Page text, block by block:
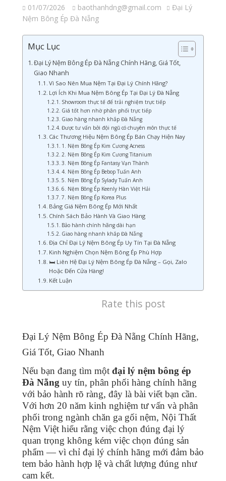
01/07/2026 baothanhdng@gmail.com
Đại Lý
Nệm Bông Ép Đà Nẵng
Mục Lục
Đại Lý Nệm Bông Ép Đà Nẵng Chính Hãng, Giá Tốt,
Giao Nhanh
Vì Sao Nên Mua Nệm Tại Đại Lý Chính Hãng?
Lợi Ích Khi Mua Nệm Bông Ép Tại Đại Lý Đà Nẵng
Showroom thực tế để trải nghiệm trực tiếp
Giá tốt hơn nhờ phân phối trực tiếp
Giao hàng nhanh khắp Đà Nẵng
Được tư vấn bởi đội ngũ có chuyên môn thực tế
Các Thương Hiệu Nệm Bông Ép Bán Chạy Hiện Nay
1. Nệm Bông Ép Kim Cương Acness
2. Nệm Bông Ép Kim Cương Titanium
3. Nệm Bông Ép Fantasy Vạn Thành
4. Nệm Bông Ép Bebop Tuấn Anh
5. Nệm Bông Ép Sylady Tuấn Anh
6. Nệm Bông Ép Keenly Hàn Việt Hải
7. Nệm Bông Ép Korea Plus
Bảng Giá Nệm Bông Ép Mới Nhất
Chính Sách Bảo Hành Và Giao Hàng
Bảo hành chính hãng dài hạn
Giao hàng nhanh khắp Đà Nẵng
Địa Chỉ Đại Lý Nệm Bông Ép Uy Tín Tại Đà Nẵng
Kinh Nghiệm Chọn Nệm Bông Ép Phù Hợp
🛏️ Liên Hệ Đại Lý Nệm Bông Ép Đà Nẵng – Gọi, Zalo
Hoặc Đến Cửa Hàng!
Kết Luận
Rate this post
Đại Lý Nệm Bông Ép Đà Nẵng Chính Hãng,
Giá Tốt, Giao Nhanh
Nếu bạn đang tìm một đại lý nệm bông ép
Đà Nẵng uy tín, phân phối hàng chính hãng
với bảo hành rõ ràng, đây là bài viết bạn cần.
Với hơn 20 năm kinh nghiệm tư vấn và phân
phối trong ngành chăn ga gối nệm, Nội Thất
Nệm Việt hiểu rằng việc chọn đúng đại lý
quan trọng không kém việc chọn đúng sản
phẩm — vì chỉ đại lý chính hãng mới đảm bảo
tem bảo hành hợp lệ và chất lượng đúng như
cam kết.